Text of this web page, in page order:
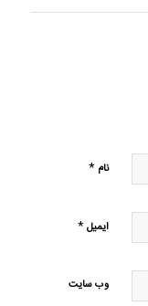
نام *
ایمیل*
وب‌ سایت